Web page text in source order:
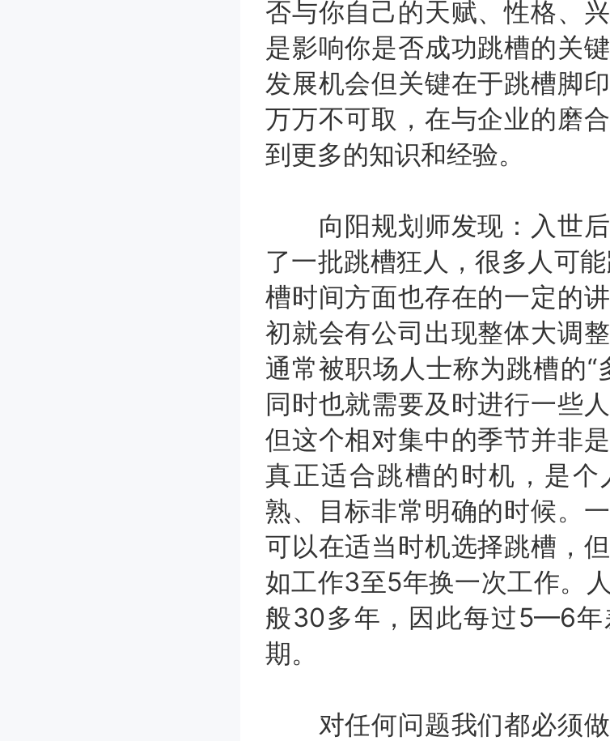
否与你自己的天赋、性格、
是影响你是否成功跳槽的关
发展机会但关键在于跳槽脚
万万不可取，在与企业的磨
到更多的知识和经验。
向阳规划师发现：入世后
了一批跳槽狂人，很多人可
槽时间方面也存在的一定的
初就会有公司出现整体大调
通常被职场人士称为跳槽的“
同时也就需要及时进行一些
但这个相对集中的季节并非
真正适合跳槽的时机，是个
熟、目标非常明确的时候。
可以在适当时机选择跳槽，
如工作3至5年换一次工作。
般30多年，因此每过5—6年
期。
对任何问题我们都必须做